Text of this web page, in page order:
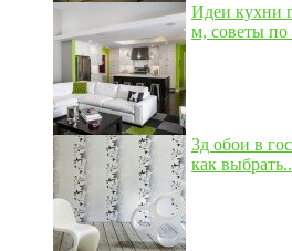
Идеи кухни
м, советы по
3д обои в
как